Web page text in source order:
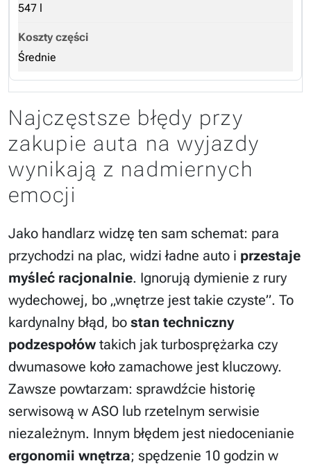
547 l
Średnie
Najczęstsze błędy przy
zakupie auta na wyjazdy
wynikają z nadmiernych
emocji
Jako handlarz widzę ten sam schemat: para
przychodzi na plac, widzi ładne auto i przestaje
myśleć racjonalnie. Ignorują dymienie z rury
wydechowej, bo „wnętrze jest takie czyste”. To
kardynalny błąd, bo stan techniczny
podzespołów takich jak turbosprężarka czy
dwumasowe koło zamachowe jest kluczowy.
Zawsze powtarzam: sprawdźcie historię
serwisową w ASO lub rzetelnym serwisie
niezależnym. Innym błędem jest niedocenianie
ergonomii wnętrza; spędzenie 10 godzin w